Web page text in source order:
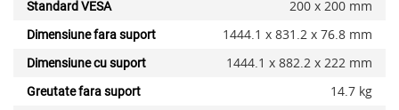
Standard VESA 200 x 200 mm
Dimensiune fara suport 1444.1 x 831.2 x 76.8 mm
Dimensiune cu suport 1444.1 x 882.2 x 222 mm
Greutate fara suport 14.7 kg
Adauga la favorite